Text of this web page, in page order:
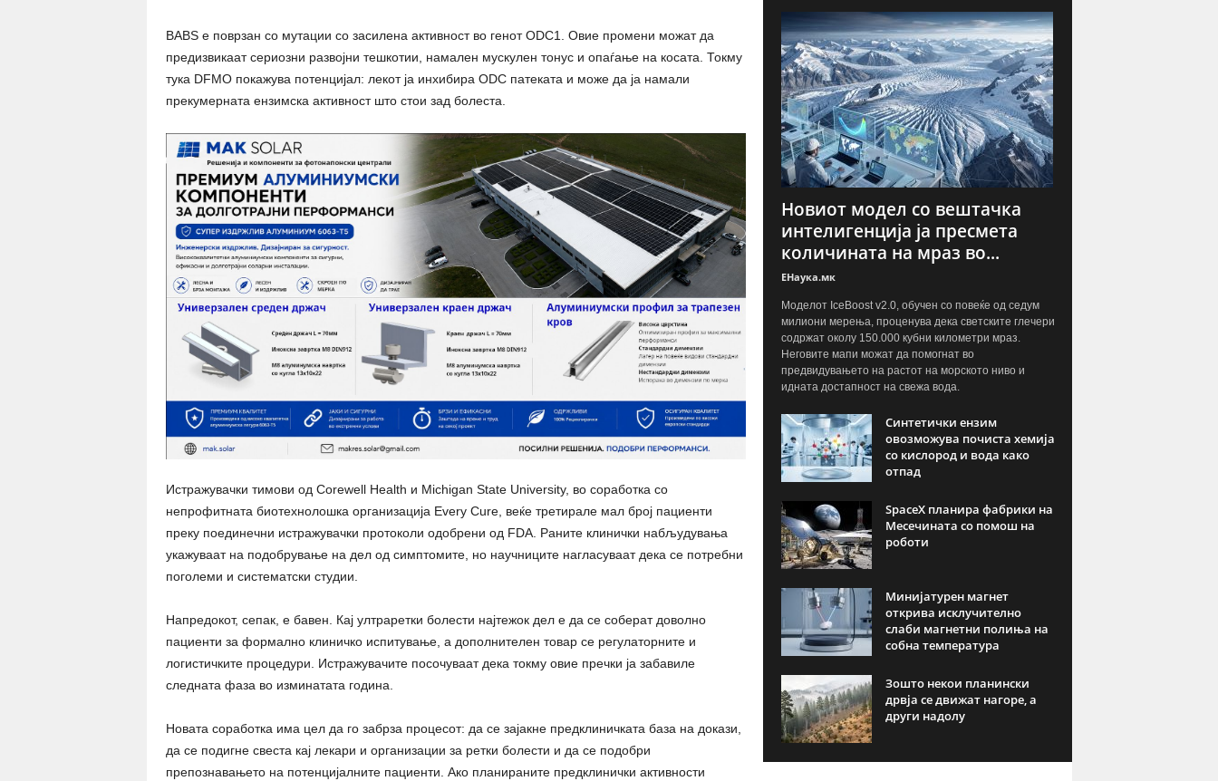
BABS е поврзан со мутации со засилена активност во генот ODC1. Овие промени можат да
предизвикаат сериозни развојни тешкотии, намален мускулен тонус и опаѓање на косата. Токму
тука DFMO покажува потенцијал: лекот ја инхибира ODC патеката и може да ја намали
прекумерната ензимска активност што стои зад болеста.
Истражувачки тимови од Corewell Health и Michigan State University, во соработка со
непрофитната биотехнолошка организација Every Cure, веќе третирале мал број пациенти
преку поединечни истражувачки протоколи одобрени од FDA. Раните клинички набљудувања
укажуваат на подобрување на дел од симптомите, но научниците нагласуваат дека се потребни
поголеми и систематски студии.
Напредокот, сепак, е бавен. Кај ултраретки болести најтежок дел е да се соберат доволно
пациенти за формално клиничко испитување, а дополнителен товар се регулаторните и
логистичките процедури. Истражувачите посочуваат дека токму овие пречки ја забавиле
следната фаза во изминатата година.
Новата соработка има цел да го забрза процесот: да се зајакне предклиничката база на докази,
да се подигне свеста кај лекари и организации за ретки болести и да се подобри
препознавањето на потенцијалните пациенти. Ако планираните предклинички активности
Новиот модел со вештачка
интелигенција ја пресмета
количината на мраз во...
ЕНаука.мк
Моделот IceBoost v2.0, обучен со повеќе од седум
милиони мерења, проценува дека светските глечери
содржат околу 150.000 кубни километри мраз.
Неговите мапи можат да помогнат во
предвидувањето на растот на морското ниво и
идната достапност на свежа вода.
Синтетички ензим
овозможува почиста хемија
со кислород и вода како
отпад
SpaceX планира фабрики на
Месечината со помош на
роботи
Минијатурен магнет
открива исклучително
слаби магнетни полиња на
собна температура
Зошто некои планински
дрвја се движат нагоре, а
други надолу